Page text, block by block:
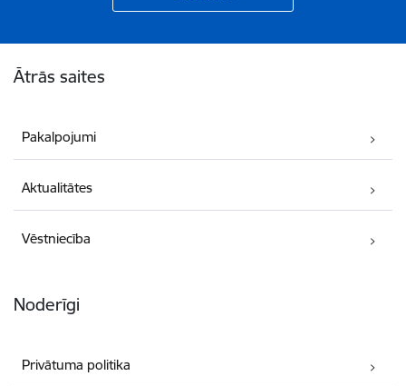
Ātrās saites
Pakalpojumi
Aktualitātes
Vēstniecība
Noderīgi
Privātuma politika